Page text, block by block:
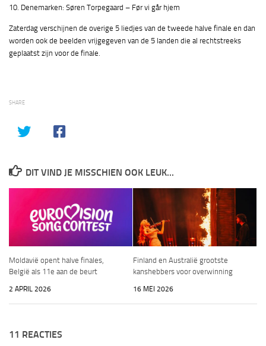
10. Denemarken: Søren Torpegaard – Før vi går hjem
Zaterdag verschijnen de overige 5 liedjes van de tweede halve finale en dan
worden ook de beelden vrijgegeven van de 5 landen die al rechtstreeks
geplaatst zijn voor de finale.
SHARE
DIT VIND JE MISSCHIEN OOK LEUK...
Moldavië opent halve finales,
België als 11e aan de beurt
2 APRIL 2026
Finland en Australië grootste
kanshebbers voor overwinning
16 MEI 2026
11 REACTIES